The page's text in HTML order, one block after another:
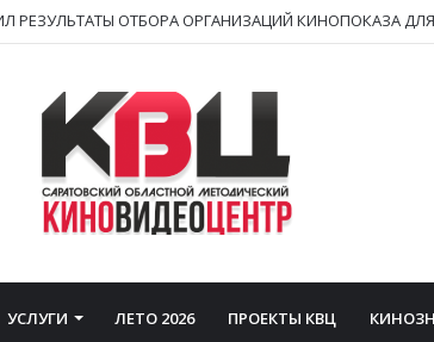
УСЛУГИ ЛЕТО 2026 ПРОЕКТЫ КВЦ